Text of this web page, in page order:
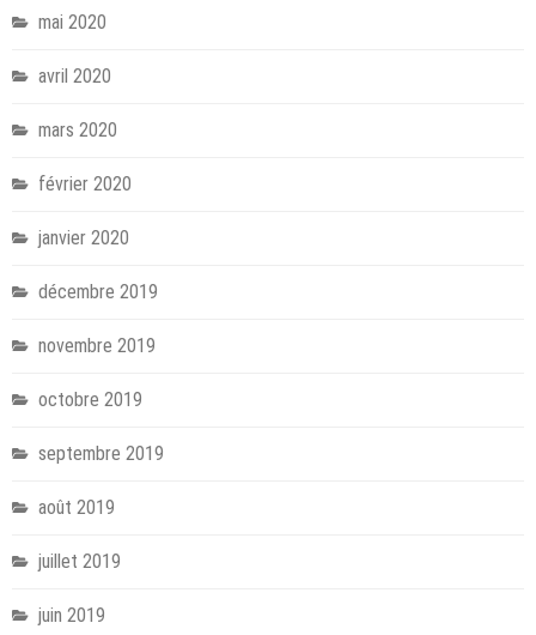
mai 2020
avril 2020
mars 2020
février 2020
janvier 2020
décembre 2019
novembre 2019
octobre 2019
septembre 2019
août 2019
juillet 2019
juin 2019